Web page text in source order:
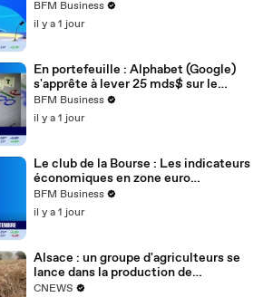
BFM Business
il y a 1 jour
En portefeuille : Alphabet (Google)
s'apprête à lever 25 mds$ sur le
marché obligataire - 07/08
BFM Business
il y a 1 jour
Le club de la Bourse : Les indicateurs
économiques en zone euro
s'améliorent - 07/08
BFM Business
il y a 1 jour
Alsace : un groupe d'agriculteurs se
lance dans la production de
légumineuses
CNEWS